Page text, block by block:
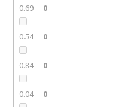
0.69 0
0.54 0
0.84 0
0.04 0